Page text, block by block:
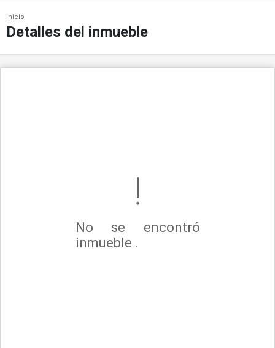
Inicio
Detalles del inmueble
No se encontró
inmueble .